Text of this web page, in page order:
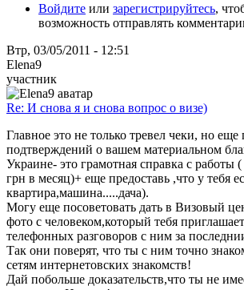
Войдите или зарегистрируйтесь,
возможность отправлять
Втр, 03/05/2011 - 12:51
Elena9
участник
Re: И снова я и снова вопрос о визе)
Главное это не только тревел чеки, но
подтверждений о вашем материальном
Украине- это грамотная справка с работы
грн в месяц)+ еще предоставь ,что у тебя
квартира,машина.....дача).
Могу еще посоветовать дать в Визовый
фото с человеком,который тебя
телефонных разговоров с ним за
Так они поверят, что ты с ним точно
сетям интернетовских знакомств!
Дай побольше доказательств,что ты не